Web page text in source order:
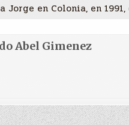
en Colonia, en
Abel Gimenez